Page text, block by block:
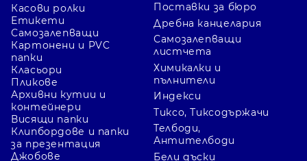
Касови ролки
Етикети
Самозалепващи
Картонени и PVC
папки
Класьори
Пликове
Архивни кутии и
контейнери
Висящи папки
Клипбордове и папки
за презентация
Джобове
Поставки за бюро
Дребна канцелария
Самозалепващи
листчета
Химикалки и
пълнители
Индекси
Тиксо, Тиксодържачи
Телбоди,
Антителбоди
Бели дъски